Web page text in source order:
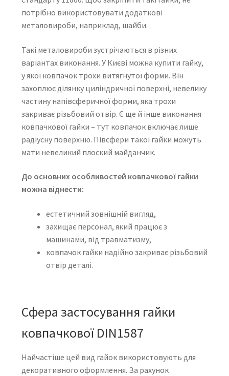
потрібно використовувати додаткові
металовироби, наприклад, шайби.
Такі металовироби зустрічаються в різних
варіантах виконання. У Києві можна купити гайку,
у якої ковпачок трохи витягнутої форми. Він
захоплює ділянку циліндричної поверхні, невелику
частину напівсферичної форми, яка трохи
закриває різьбовий отвір. Є ще й інше виконання
ковпачкової гайки – тут ковпачок включає лише
радіусну поверхню. Півсфери такої гайки можуть
мати невеликий плоский майданчик.
До основних особливостей ковпачкової гайки
можна віднести:
естетичний зовнішній вигляд,
захищає персонал, який працює з
машинами, від травматизму,
ковпачок гайки надійно закриває різьбовий
отвір деталі.
Сфера застосування гайки
ковпачкової DIN1587
Найчастіше цей вид гайок використовують для
декоративного оформлення. За рахунок